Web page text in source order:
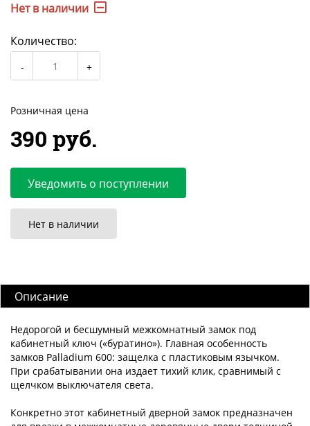
Нет в наличии
Количество:
Розничная цена
390 руб.
Уведомить о поступлении
Нет в наличии
Описание
Недорогой и бесшумный межкомнатный замок под
кабинетный ключ («буратино»). Главная особенность
замков Palladium 600: защелка с пластиковым язычком.
При срабатывании она издает тихий клик, сравнимый с
щелчком выключателя света.
Конкретно этот кабинетный дверной замок предназначен